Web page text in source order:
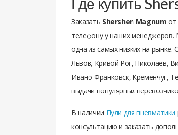
Заказать Shershen Magnum от
телефону у наших менеджеров.
одна из самых низких на
Львов, Кривой Рог, Николаев,
Ивано-Франковск, Кременчуг,
выдачи популярных
В наличии Пули для пневматики
консультацию и заказать